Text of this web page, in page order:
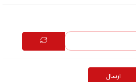
ارسال